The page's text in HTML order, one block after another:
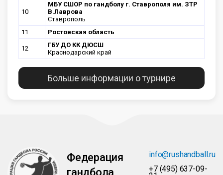
10
МБУ СШОР по гандболу г. Ставрополя им. ЗТР
В.Лаврова
Ставрополь
11
Ростовская область
12
ГБУ ДО КК ДЮСШ
Краснодарский край
Больше информации о турнире
Федерация
гандбола
info@rushandball.ru
+7 (495) 637-09-